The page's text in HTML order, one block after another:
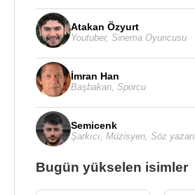
Atakan Özyurt
Youtuber, Sinema Oyuncusu
İmran Han
Başbakan Sporcu
Semicenk
Şarkıcı Müzisyen Söz yazarı
Bugün yükselen isimler